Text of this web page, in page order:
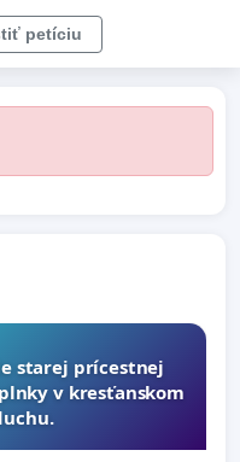
petíciu
starej prícestnej
v kresťanskom